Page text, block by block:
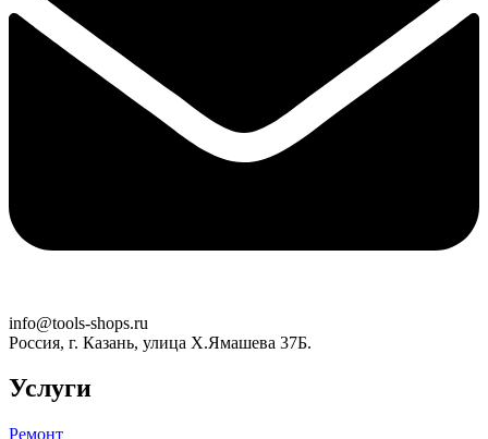
info@tools-shops.ru
Россия, г. Казань, улица Х.Ямашева 37Б.
Услуги
Ремонт